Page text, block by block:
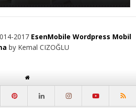
2017 EsenMobile Wordpress Mobil
by Kemal CIZOĞLU